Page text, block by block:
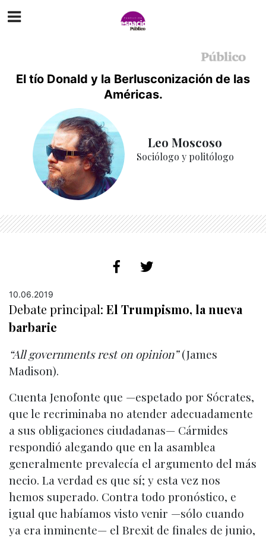
El tío Donald y la Berlusconización de las
Américas.
Leo Moscoso
Sociólogo y politólogo
10.06.2019
Debate principal: El Trumpismo, la nueva
barbarie
“All governments rest on opinion”(James
Madison).
Cuenta Jenofonte que —espetado por Sócrates,
que le recriminaba no atender adecuadamente
a sus obligaciones ciudadanas— Cármides
respondió alegando que en la asamblea
generalmente prevalecía el argumento del más
necio. La verdad es que sí; y esta vez nos
hemos superado. Contra todo pronóstico, e
igual que habíamos visto venir —sólo cuando
ya era inminente— el Brexit de finales de junio,